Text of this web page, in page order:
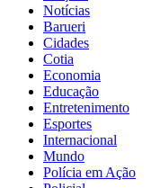
Notícias
Barueri
Cidades
Cotia
Economia
Educação
Entretenimento
Esportes
Internacional
Mundo
Polícia em Ação